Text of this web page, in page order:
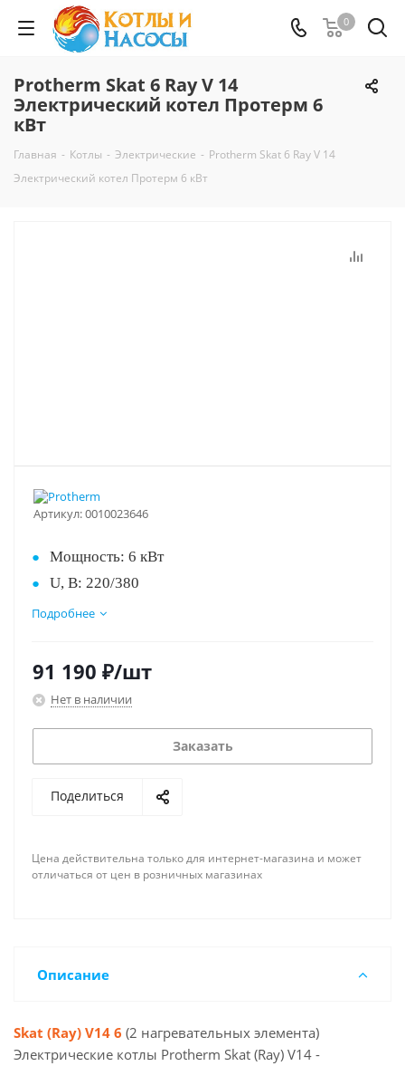
0
Protherm Skat 6 Ray V 14
Электрический котел Протерм 6
кВт
Главная - Котлы - Электрические - Protherm Skat 6 Ray V 14
Электрический котел Протерм 6 кВт
Артикул:0010023646
Мощность: 6 кВт
U, В: 220/380
Настенный
Шина eBus
Обновленная версия 2019 года.
Подробнее
91 190 ₽/шт
Нет в наличии
Заказать
Поделиться
Цена действительна только для интернет-магазина и может
отличаться от цен в розничных магазинах
Описание
Skat (Ray) V14 6 (2 нагревательных элемента)
Электрические котлы Protherm Skat (Ray) V14 -